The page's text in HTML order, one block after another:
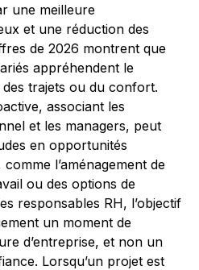
une meilleure
et une réduction des
de 2026 montrent que
appréhendent le
trajets ou du confort.
associant les
et les managers, peut
en opportunités
l’aménagement de
ou des options de
responsables RH, l’objectif
un moment de
d’entreprise, et non un
Lorsqu’un projet est